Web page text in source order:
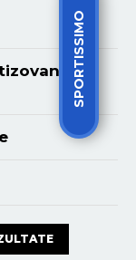
SPORTISSIMO